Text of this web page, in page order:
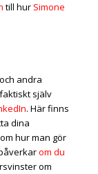
till hur Simone
andra
själv
. Här finns
dina
hur man gör
om du
om